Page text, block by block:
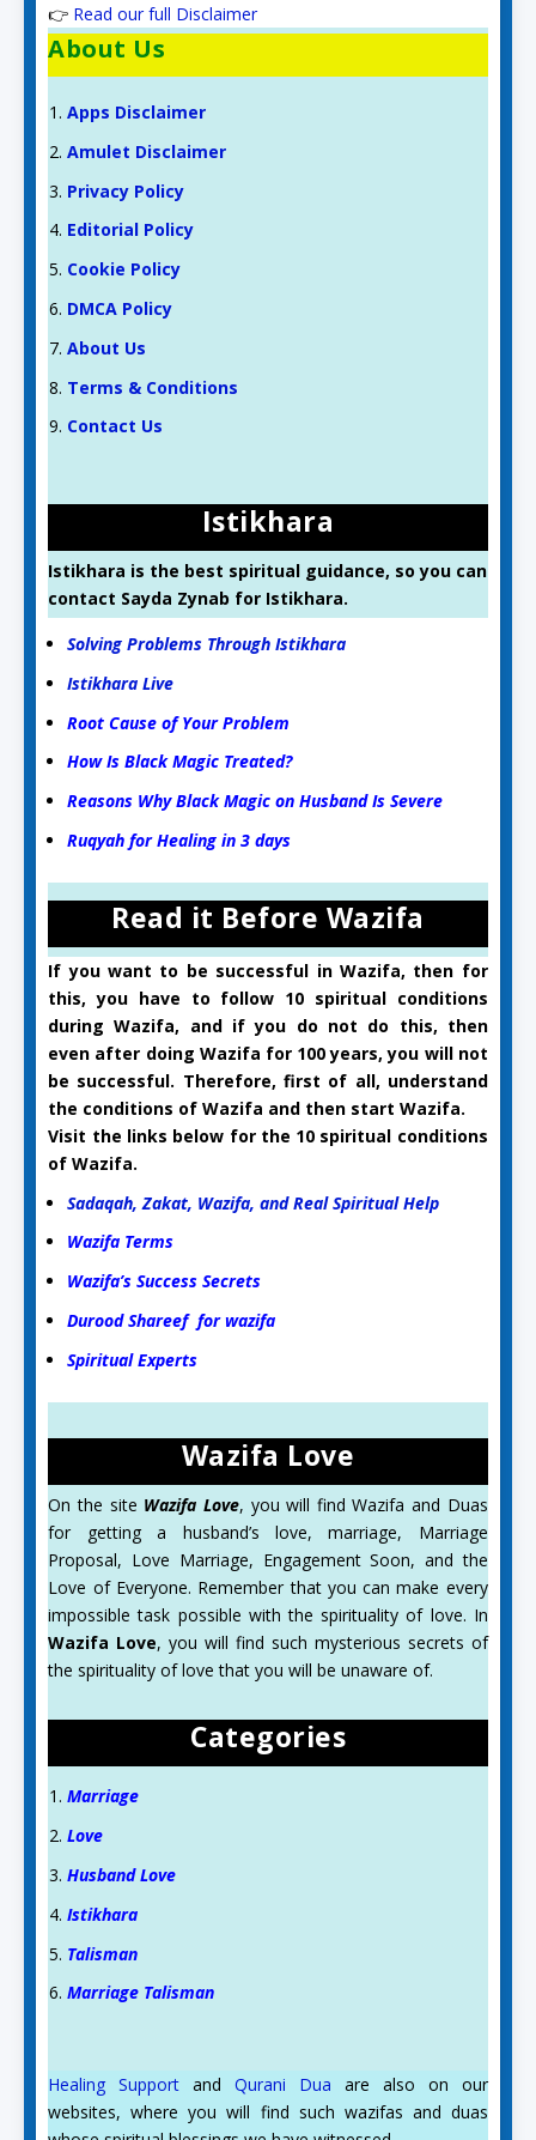
👉 Read our full Disclaimer
About Us
Apps Disclaimer
Amulet Disclaimer
Privacy Policy
Editorial Policy
Cookie Policy
DMCA Policy
About Us
Terms & Conditions
Contact Us
Istikhara
Istikhara is the best spiritual guidance, so you can
contact Sayda Zynab for Istikhara.
Solving Problems Through Istikhara
Istikhara Live
Root Cause of Your Problem
How Is Black Magic Treated?
Reasons Why Black Magic on Husband Is Severe
Ruqyah for Healing in 3 days
Read it Before Wazifa
If you want to be successful in Wazifa, then for
this, you have to follow 10 spiritual conditions
during Wazifa, and if you do not do this, then
even after doing Wazifa for 100 years, you will not
be successful. Therefore, first of all, understand
the conditions of Wazifa and then start Wazifa.
Visit the links below for the 10 spiritual conditions
of Wazifa.
Sadaqah, Zakat, Wazifa, and Real Spiritual Help
Wazifa Terms
Wazifa’s Success Secrets
Durood Shareef for wazifa
Spiritual Experts
Wazifa Love
On the site Wazifa Love, you will find Wazifa and Duas
for getting a husband’s love, marriage, Marriage
Proposal, Love Marriage, Engagement Soon, and the
Love of Everyone. Remember that you can make every
impossible task possible with the spirituality of love. In
Wazifa Love, you will find such mysterious secrets of
the spirituality of love that you will be unaware of.
Categories
Marriage
Love
Husband Love
Istikhara
Talisman
Marriage Talisman
Healing Support andQurani Dua are also on our
websites, where you will find such wazifas and duas